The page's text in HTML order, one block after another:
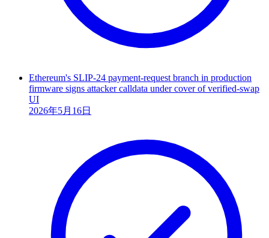
Ethereum's SLIP-24 payment-request branch in production
firmware signs attacker calldata under cover of verified-swap
UI
2026年5月16日